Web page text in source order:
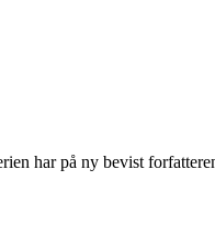
har på ny bevist